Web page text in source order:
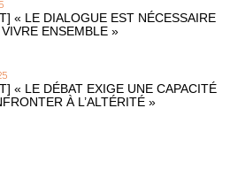
« LE DIALOGUE EST NÉCESSAIRE
ENSEMBLE »
« LE DÉBAT EXIGE UNE CAPACITÉ
À L’ALTÉRITÉ »